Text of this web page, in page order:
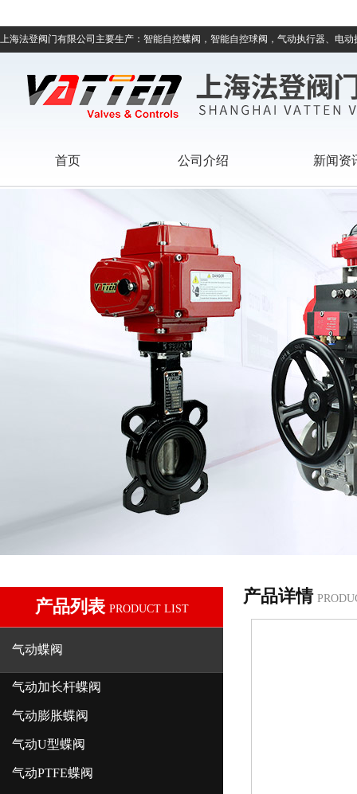
上海法登阀门有限公司主要生产：智能自控蝶阀，智能自控球阀，气动执行器、电
首页 公司介绍 新闻资
产品列表 PRODUCT LIST
气动蝶阀
气动加长杆蝶阀
气动膨胀蝶阀
气动U型蝶阀
气动PTFE蝶阀
产品详情